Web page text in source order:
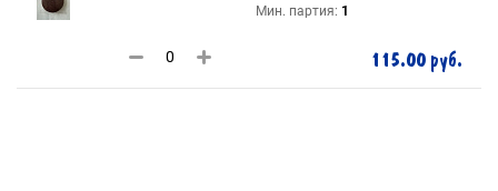
Мин. партия: 1
115.00 руб.